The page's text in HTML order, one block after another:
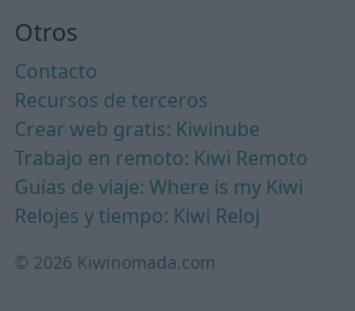
Otros
Contacto
Recursos de terceros
Crear web gratis: Kiwinube
Trabajo en remoto: Kiwi Remoto
Guías de viaje: Where is my Kiwi
Relojes y tiempo: Kiwi Reloj
© 2026 Kiwinomada.com